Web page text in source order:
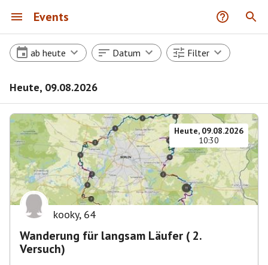
Events
ab heute Datum Filter
Heute, 09.08.2026
Heute, 09.08.2026
10:30
kooky, 64
Wanderung für langsam Läufer ( 2.
Versuch)